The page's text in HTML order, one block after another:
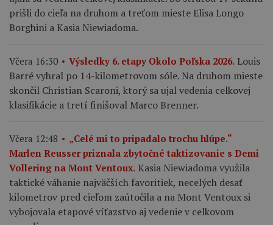
prišli do cieľa na druhom a treťom mieste Elisa Longo
Borghini a Kasia Niewiadoma.
Včera 16:30 Výsledky 6. etapy Okolo Poľska 2026. Louis
Barré vyhral po 14-kilometrovom sóle. Na druhom mieste
skončil Christian Scaroni, ktorý sa ujal vedenia celkovej
klasifikácie a tretí finišoval Marco Brenner.
Včera 12:48
„Celé mi to pripadalo trochu hlúpe.“
Marlen Reusser priznala zbytočné taktizovanie s Demi
Vollering na Mont Ventoux. Kasia Niewiadoma využila
taktické váhanie najväčších favoritiek, necelých desať
kilometrov pred cieľom zaútočila a na Mont Ventoux si
vybojovala etapové víťazstvo aj vedenie v celkovom